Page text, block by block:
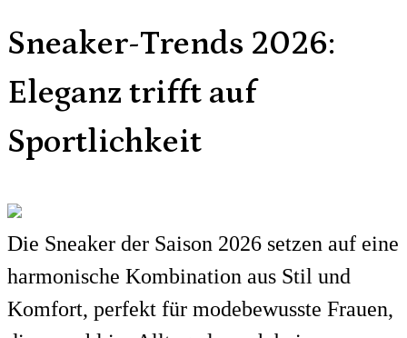
Sneaker-Trends 2026:
Eleganz trifft auf
Sportlichkeit
Die Sneaker der Saison 2026 setzen auf eine
harmonische Kombination aus Stil und
Komfort, perfekt für modebewusste Frauen,